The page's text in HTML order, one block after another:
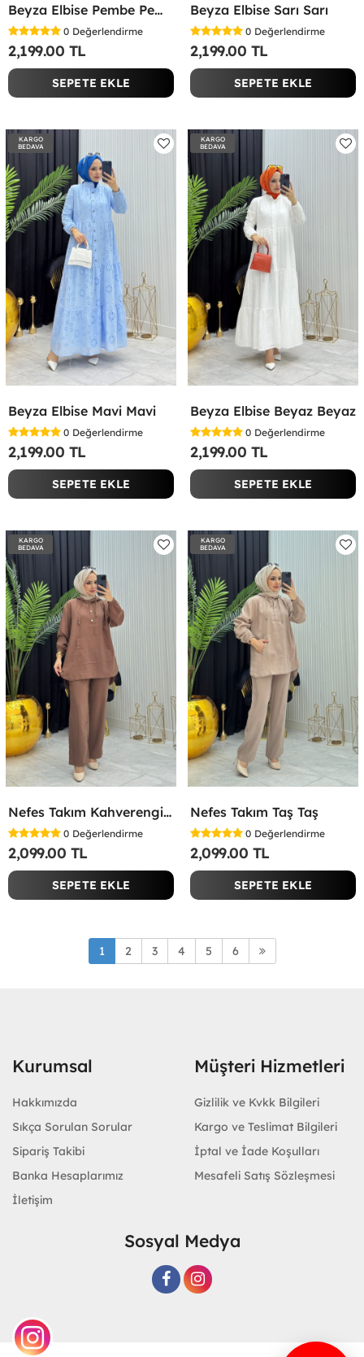
Beyza Elbise Pembe Pembe
0 Değerlendirme
2,199.00 TL
SEPETE EKLE
Beyza Elbise Sarı Sarı
0 Değerlendirme
2,199.00 TL
SEPETE EKLE
KARGO
BEDAVA
Beyza Elbise Mavi Mavi
0 Değerlendirme
2,199.00 TL
SEPETE EKLE
KARGO
BEDAVA
Beyza Elbise Beyaz Beyaz
0 Değerlendirme
2,199.00 TL
SEPETE EKLE
KARGO
BEDAVA
Nefes Takım Kahverengi Kahverengi
0 Değerlendirme
2,099.00 TL
SEPETE EKLE
KARGO
BEDAVA
Nefes Takım Taş Taş
0 Değerlendirme
2,099.00 TL
SEPETE EKLE
1 2 3 4 5 6
Kurumsal
Hakkımızda
Sıkça Sorulan Sorular
Sipariş Takibi
Banka Hesaplarımız
İletişim
Müşteri Hizmetleri
Gizlilik ve Kvkk Bilgileri
Kargo ve Teslimat Bilgileri
İptal ve İade Koşulları
Mesafeli Satış Sözleşmesi
Sosyal Medya